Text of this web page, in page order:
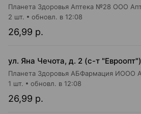
26,99 р.
2 шт. обновл. в 12:08
ул. Яна Чечота, д. 2 (с-т "Евроопт")
26,99 р.
1 шт. обновл. в 12:08